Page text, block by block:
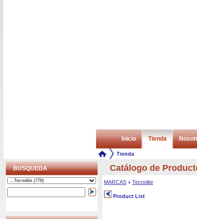
Inicio Tienda
Tienda
BUSQUEDA Catálogo de
MARCAS Tecnolite
Product List